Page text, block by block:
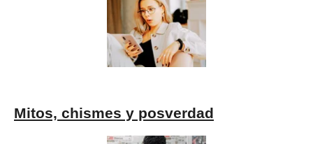
Mitos, chismes y posverdad